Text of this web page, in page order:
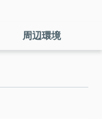
周辺環境